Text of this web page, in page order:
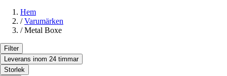
Hem
/ Varumärken
/ Metal Boxe
Filter
Leverans inom 24 timmar
Storlek